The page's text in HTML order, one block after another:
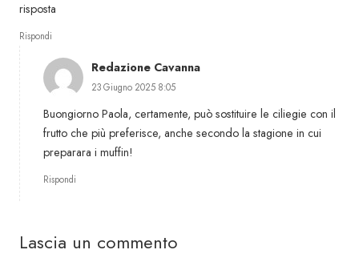
risposta
Rispondi
Redazione Cavanna
23 Giugno 2025 8:05
Buongiorno Paola, certamente, può sostituire le ciliegie con il
frutto che più preferisce, anche secondo la stagione in cui
preparara i muffin!
Rispondi
Lascia un commento